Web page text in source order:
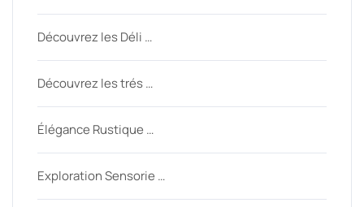
Découvrez les Déli …
Découvrez les trés …
Élégance Rustique …
Exploration Sensorie …